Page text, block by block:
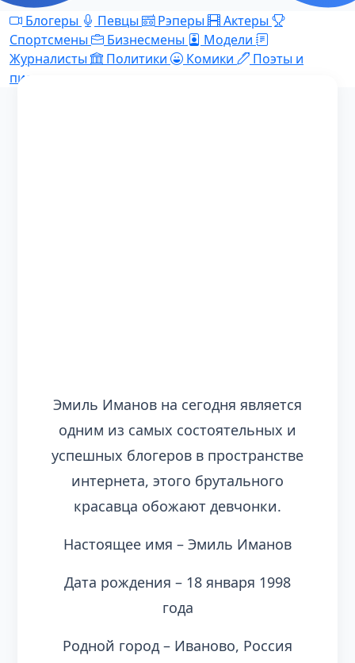
Блогеры Певцы Рэперы
Актеры
Спортсмены
Бизнесмены
Модели
Журналисты
Политики Комики
Поэты и
писатели
Эмиль Иманов на сегодня является
одним из самых состоятельных и
успешных блогеров в пространстве
интернета, этого брутального
красавца обожают девчонки.
Настоящее имя – Эмиль Иманов
Дата рождения – 18 января 1998
года
Родной город – Иваново, Россия